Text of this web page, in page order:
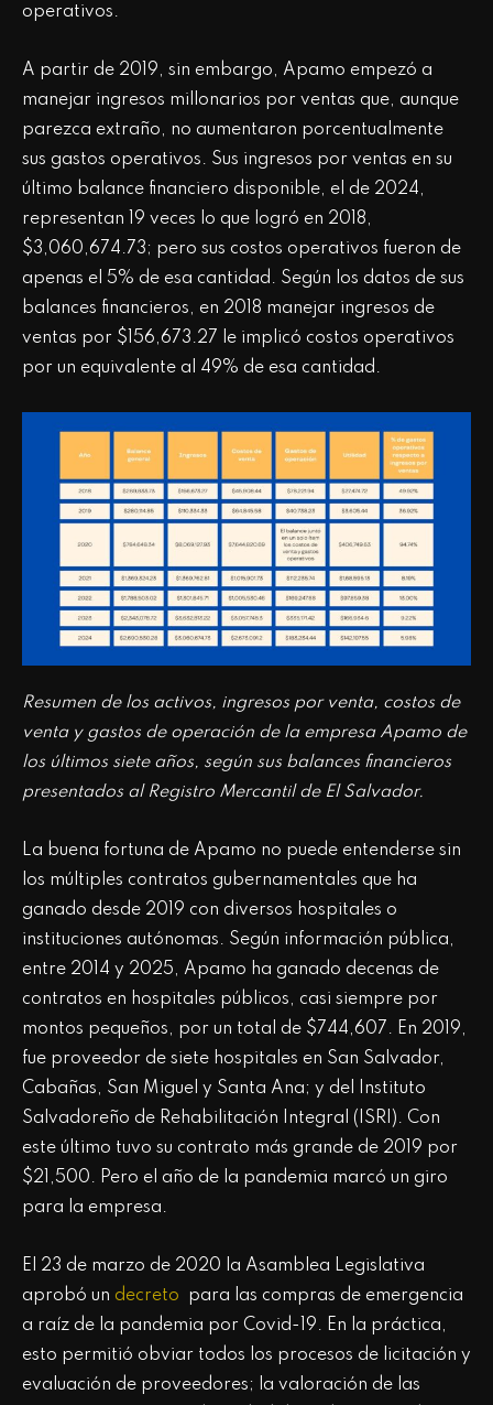
operativos.
A partir de 2019, sin embargo, Apamo empezó a
manejar ingresos millonarios por ventas que, aunque
parezca extraño, no aumentaron porcentualmente
sus gastos operativos. Sus ingresos por ventas en su
último balance financiero disponible, el de 2024,
representan 19 veces lo que logró en 2018,
$3,060,674.73; pero sus costos operativos fueron de
apenas el 5% de esa cantidad. Según los datos de sus
balances financieros, en 2018 manejar ingresos de
ventas por $156,673.27 le implicó costos operativos
por un equivalente al 49% de esa cantidad.
Resumen de los activos, ingresos por venta, costos de
venta y gastos de operación de la empresa Apamo de
los últimos siete años, según sus balances financieros
presentados al Registro Mercantil de El Salvador.
La buena fortuna de Apamo no puede entenderse sin
los múltiples contratos gubernamentales que ha
ganado desde 2019 con diversos hospitales o
instituciones autónomas. Según información pública,
entre 2014 y 2025, Apamo ha ganado decenas de
contratos en hospitales públicos, casi siempre por
montos pequeños, por un total de $744,607. En 2019,
fue proveedor de siete hospitales en San Salvador,
Cabañas, San Miguel y Santa Ana; y del Instituto
Salvadoreño de Rehabilitación Integral (ISRI). Con
este último tuvo su contrato más grande de 2019 por
$21,500. Pero el año de la pandemia marcó un giro
para la empresa.
El 23 de marzo de 2020 la Asamblea Legislativa
aprobó un decreto para las compras de emergencia
a raíz de la pandemia por Covid-19. En la práctica,
esto permitió obviar todos los procesos de licitación y
evaluación de proveedores; la valoración de las